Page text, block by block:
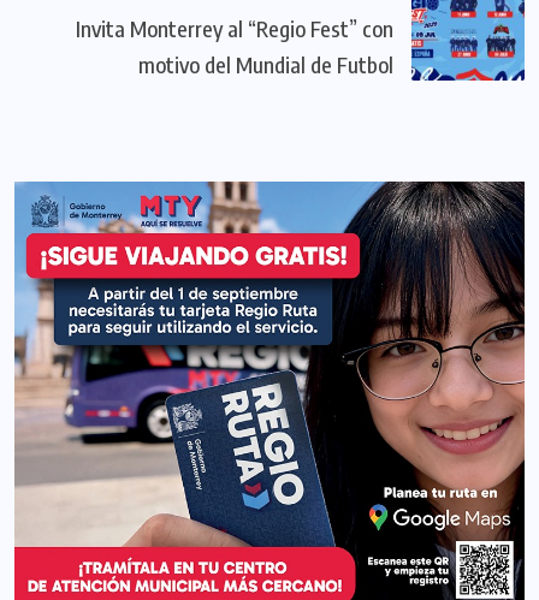
Invita Monterrey al “Regio Fest” con
motivo del Mundial de Futbol